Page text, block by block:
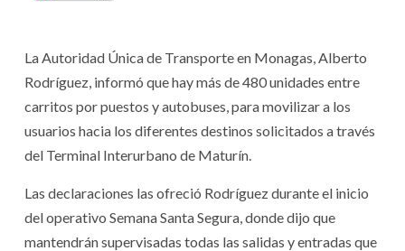
La Autoridad Única de Transporte en Monagas, Alberto
Rodríguez, informó que hay más de 480 unidades entre
carritos por puestos y autobuses, para movilizar a los
usuarios hacia los diferentes destinos solicitados a través
del Terminal Interurbano de Maturín.
Las declaraciones las ofreció Rodríguez durante el inicio
del operativo Semana Santa Segura, donde dijo que
mantendrán supervisadas todas las salidas y entradas que